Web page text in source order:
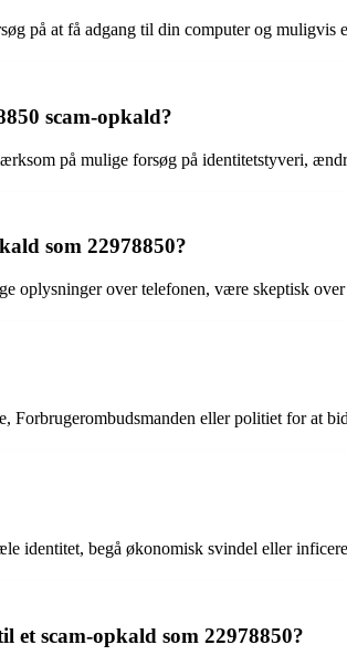
på at få adgang til din computer og muligvis
scam-opkald?
på mulige forsøg på identitetstyveri,
som 22978850?
oplysninger over telefonen, være skeptisk
Forbrugerombudsmanden eller politiet for at
identitet, begå økonomisk svindel eller
scam-opkald som 22978850?